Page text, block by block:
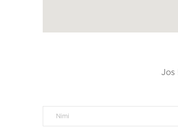
Jos